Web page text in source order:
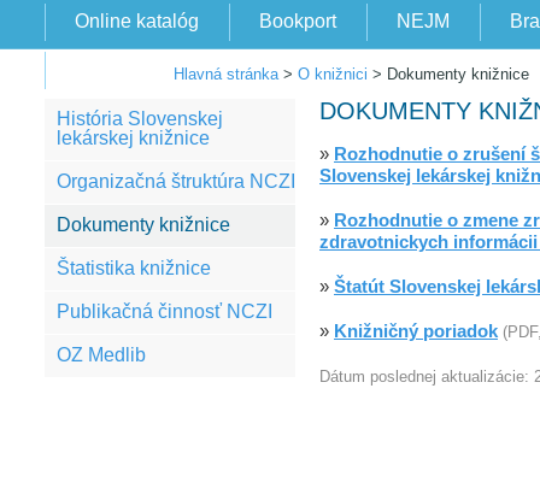
Online katalóg Bookport NEJM
Hlavná stránka> O knižnici > Dokumenty knižnice
História Slovenskej
lekárskej knižnice
Organizačná štruktúra NCZI
Dokumenty knižnice
Štatistika knižnice
Publikačná činnosť NCZI
OZ Medlib
DOKUMENTY
» Rozhodnutie o zrušení
Slovenskej lekárskej
» Rozhodnutie o zmene
zdravotnickych
» Štatút Slovenskej
» Knižničný poriadok
Dátum poslednej aktualizácie: